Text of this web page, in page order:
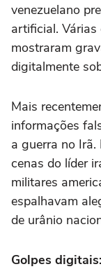
venezuelano
artificial. Várias
mostraram
digitalmente
Mais
informações
a guerra no
cenas do líder
militares
espalhavam
de urânio
Golpes